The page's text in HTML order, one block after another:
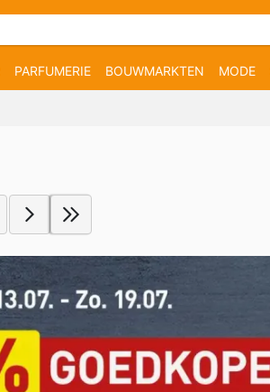
PARFUMERIE BOUWMARKTEN MODE